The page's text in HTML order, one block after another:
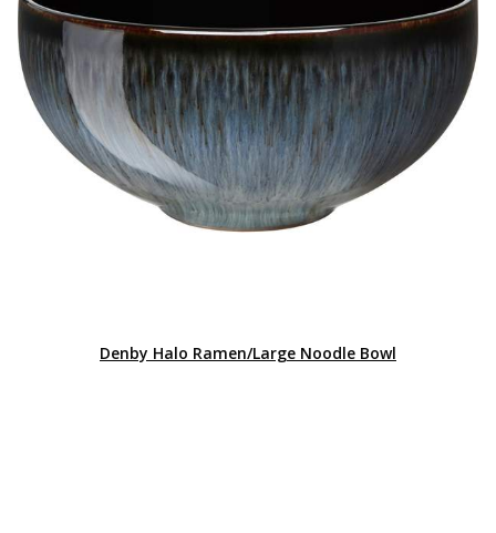
Denby Halo Ramen/Large Noodle Bowl